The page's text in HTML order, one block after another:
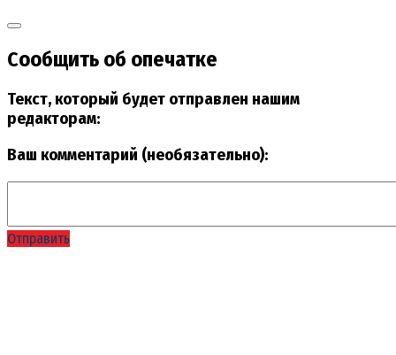
Сообщить об опечатке
Текст, который будет отправлен нашим
редакторам:
Ваш комментарий (необязательно):
Отправить